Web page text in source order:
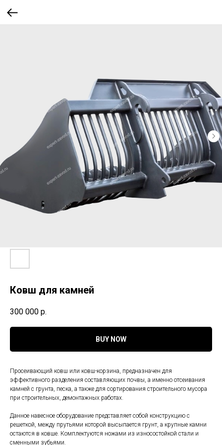
Ковш для камней
300 000 р.
BUY NOW
Просеивающий ковш или ковш-корзина, предназначен для
эффективного разделения составляющих почвы, а именно отсеивания
камней с грунта, песка, а также для сортирования строительного мусора
при строительных, демонтажных работах.
Данное навесное оборудование представляет собой конструкцию с
решеткой, между прутьями которой высыпается грунт, а крупные камни
остаются в ковше. Комплектуются ножами из износостойкой стали и
сменными зубьями.